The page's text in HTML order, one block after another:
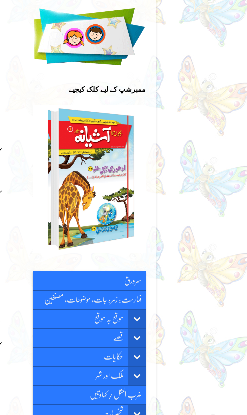
ممبرشپ کے لیے کلک کیجیے
سرورق
فہارست: زمرہ جات، موضوعات، مصنفین
موقع بہ موقع
قصّے
حکایات
ملک اور شہر
ضرب المثل / کہاوتیں